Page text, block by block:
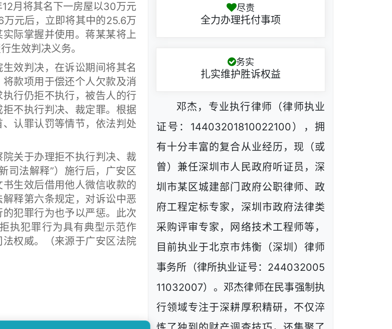
月将其名下一房屋以30万元
元后，立即将其中的25.6万
际掌握并使用。蒋某某将上
生效判决义务。
效判决，在诉讼期间将其名
款项用于偿还个人欠款及消
行仍拒不执行，被告人的行
不执行判决、裁定罪。根据
认罪认罚等情节，依法判处
关于办理拒不执行判决、裁
司法解释”）施行后，广安区
生效后借用他人微信收款的
释第六条规定，对诉讼中恶
犯罪行为也予以严惩。此次
执犯罪行为具有典型示范作
权威。
（来源于广安区法院
尽责
全力办理托付事项
务实
扎实维护胜诉权益
邓杰，专业执行律师（律师执业
证号：14403201810022100），拥
有十分丰富的复合从业经历，现（或
曾）兼任深圳市人民政府听证员，深
圳市某区城建部门政府公职律师、政
府工程定标专家，深圳市政府法律类
采购评审专家，网络技术工程师等，
目前执业于北京市炜衡（深圳）律师
事务所（律所执业证号：244032005
11032007）。邓杰律师在民事强制执
行领域专注于深耕厚积精研，不仅淬